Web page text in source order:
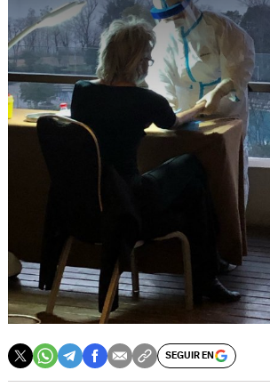
SEGUIR EN